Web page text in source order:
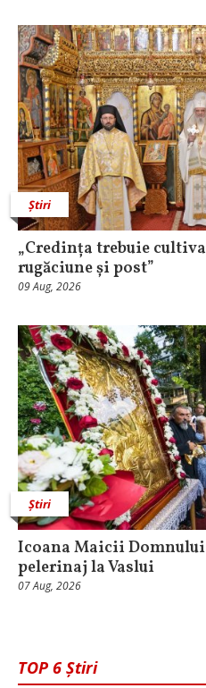
Știri
„Credința trebuie
rugăciune și post”
09 Aug, 2026
Știri
Icoana Maicii
pelerinaj la Vaslui
07 Aug, 2026
TOP 6 Știri